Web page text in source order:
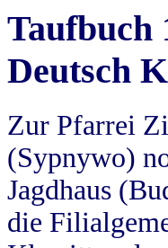
Taufbuch
Deutsch
Zur Pfarrei
(Sypnywo)
Jagdhaus
die